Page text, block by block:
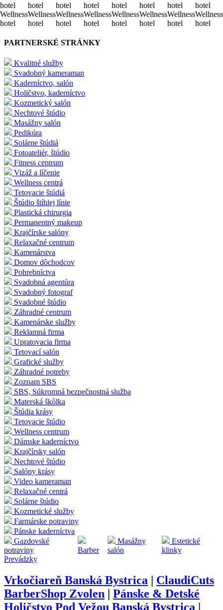
hotel
Wellness
hotel
hotel
Wellness
hotel
hotel
Wellness
hotel
hotel
Wellness
hotel
hotel
Wellness
hotel
hotel
Wellness
hotel
hotel
Wellness
hotel
hotel
Wellness
hotel
PARTNERSKÉ STRÁNKY
Kvalitné služby
Svadobný kameraman
Kaderníctvo, salón
Holičstvo, kaderníctvo
Kozmetický salón
Nechtové štúdio
Masážny salón
Pedikúra
Solárne štúdiá
Fotoateliér, štúdio
Fitness centrum
Vizáž a líčenie
Wellness centrá
Tetovacie štúdiá
Štúdio štíhlej línie
Plastická chirurgia
Permanentný makeup
Krajčírske salóny
Relaxačné centrum
Kamenárstva
Domov dôchodcov
Pohrebníctva
Svadobná agentúra
Svadobný fotograf
Svadobné štúdio
Záhradné centrum
Kamenárske služby
Reklamná firma
Upratovacia firma
Tetovací salón
Grafické služby
Záhradné potreby
Zoznam SBS
SBS, Súkromná bezpečnostná služba
Materská škôlka
Štúdia krásy
Tetovacie štúdio
Wellness centrum
Dámske kaderníctvo
Krajčírsky salón
Nechtové štúdio
Salóny krásy
Video kameraman
Relaxačné centrá
Solárne štúdio
Kozmetické služby
Farmárske potraviny
Pánske kaderníctva
Gazdovské
potraviny
Barber
Masážny
salón
Estetické
klinky
Prevádzky
Vrkočiareň Banská Bystrica
ClaudiCuts
BarberShop Zvolen
Pánske & Detské
Holičstvo Pod Vežou Banská Bystrica